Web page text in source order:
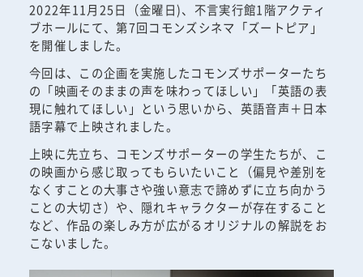
2022年11月25日（金曜日)、不言実行館1階アクティ
ブホールにて、第7回コモンズシネマ「ズートピア」
を開催しました。
今回は、この企画を実施したコモンズサポーターたち
の「映画そのままの声を味わってほしい」「英語の表
現に触れてほしい」という思いから、英語音声＋日本
語字幕で上映されました。
上映に先立ち、コモンズサポーターの学生たちが、こ
の映画から感じ取ってもらいたいこと（偏見や差別を
なくすことの大事さや強い意志で諦めずに立ち向かう
ことの大切さ）や、隠れキャラクターが存在すること
など、作品の楽しみ方が広がるオリジナルの解説をお
こないました。